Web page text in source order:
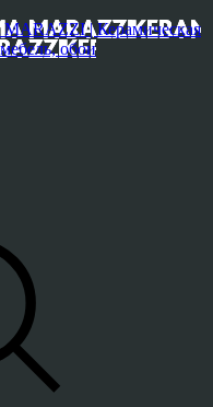
| Керамическая
обои